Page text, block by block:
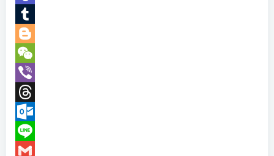
Teams
Tumblr
Blogger
WeChat
Viber
Threads
Outlook.com
Line